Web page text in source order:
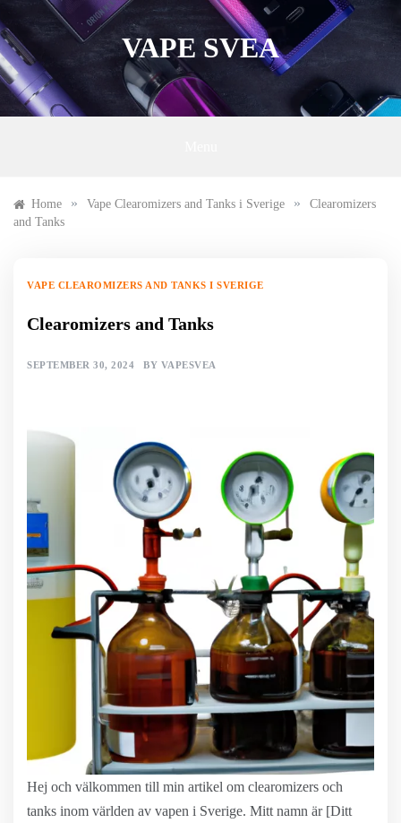
to
content
VAPE SVEA
Home » Vape Clearomizers and Tanks i Sverige »
Clearomizers
and Tanks
VAPE CLEAROMIZERS AND TANKS I SVERIGE
Clearomizers and Tanks
SEPTEMBER 30, 2024 BY VAPESVEA
Hej och välkommen till min artikel om clearomizers och
tanks inom världen av vapen i Sverige. Mitt namn är [Ditt